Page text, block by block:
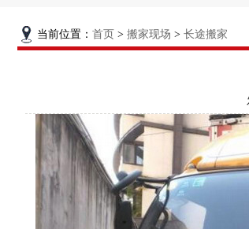
当前位置： 首页 > 搬家现场 > 长途搬家